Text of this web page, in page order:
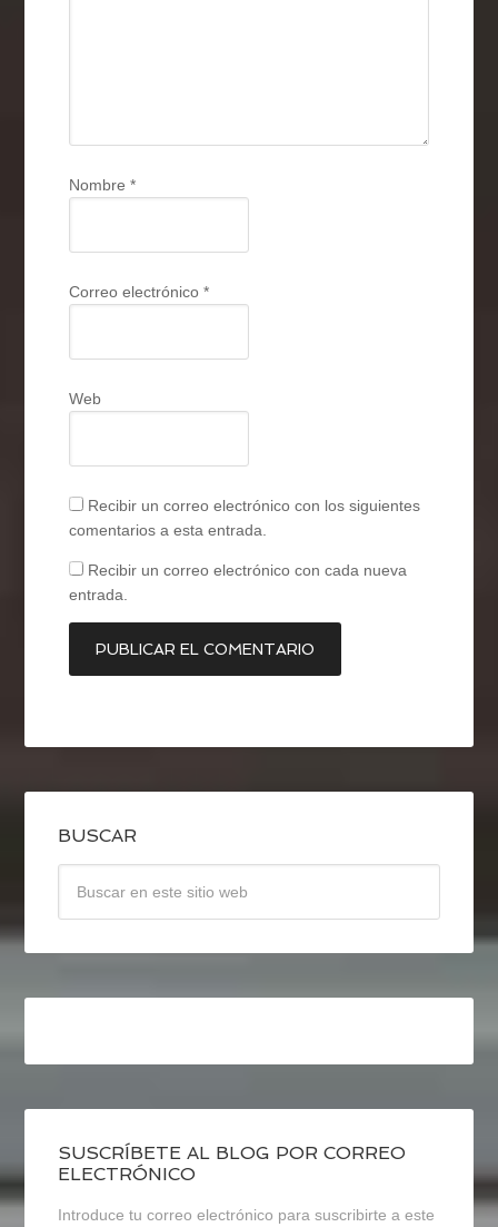
Nombre*
Correo electrónico*
Web
Recibir un correo electrónico con los siguientes
comentarios a esta entrada.
Recibir un correo electrónico con cada nueva
entrada.
BUSCAR
SUSCRÍBETE AL BLOG POR CORREO
ELECTRÓNICO
Introduce tu correo electrónico para suscribirte a este